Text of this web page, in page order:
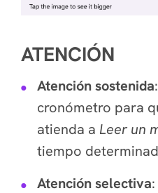
ATENCIÓN
Atención sostenida
cronómetro para
atienda a Leer un
tiempo
Atención selectiva